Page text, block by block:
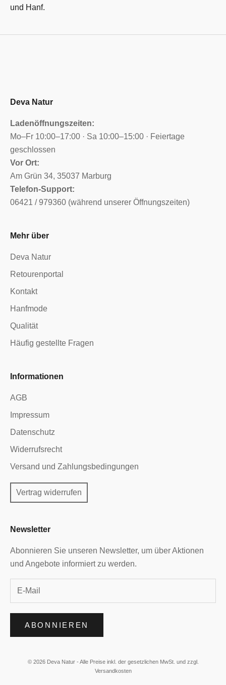
und Hanf.
Deva Natur
Ladenöffnungszeiten:
Mo–Fr 10:00–17:00 · Sa 10:00–15:00 · Feiertage
geschlossen
Vor Ort:
Am Grün 34, 35037 Marburg
Telefon-Support:
06421 / 979360 (während unserer Öffnungszeiten)
Mehr über
Deva Natur
Retourenportal
Kontakt
Hanfmode
Qualität
Häufig gestellte Fragen
Informationen
AGB
Impressum
Datenschutz
Widerrufsrecht
Versand und Zahlungsbedingungen
Vertrag widerrufen
Newsletter
Abonnieren Sie unseren Newsletter, um über Aktionen
und Angebote informiert zu werden.
ABONNIEREN
© 2026 Deva Natur - Alle Preise inkl. der gesetzlichen MwSt. und zzgl.
Versandkosten